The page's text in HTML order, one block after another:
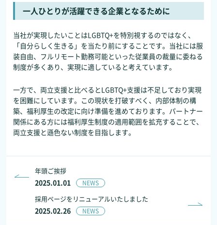
一人ひとりが活躍できる企業となるために
当社が実現したいことはLGBTQ+を特別視するのではなく、
「自分らしく生きる」を当たり前にすることです。当社には服
装自由、フルリモート勤務可能といった従業員の裁量に委ねる
制度が多くあり、実現に適していると考えています。
一方で、両立支援と比べるとLGBTQ+支援は不足しており実現
を困難にしています。この現状を打破すべく、内部体制の構
築、福利厚生の改定に向け準備を進めております。パートナー
関係にある方には福利厚生制度の適用範囲を拡充することで、
両立支援と遜色ない制度を目指します。
2025.01.01 NEWS
年頭ご挨拶
2025.02.26 NEWS
採用ページをリニューアルいたしました